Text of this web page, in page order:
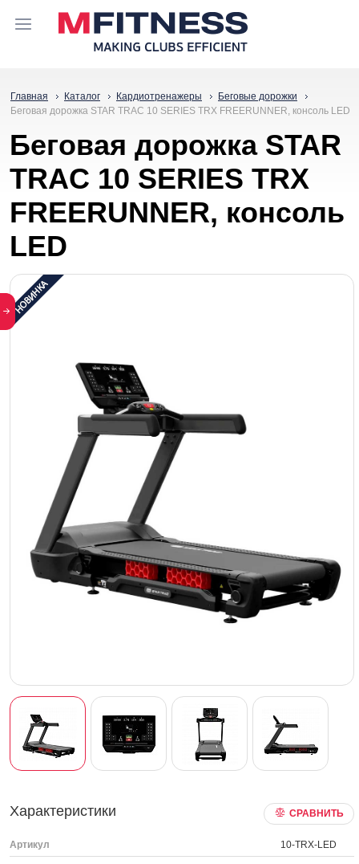
Главная Каталог Кардиотренажеры
Беговые дорожки
Беговая дорожка STAR TRAC 10 SERIES TRX FREERUNNER, консоль LED
Беговая дорожка STAR
TRAC 10 SERIES TRX
FREERUNNER, консоль
LED
Характеристики СРАВНИТЬ
Артикул 10-TRX-LED